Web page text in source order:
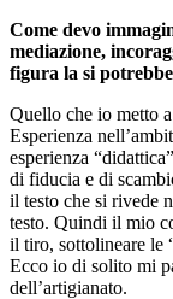
Come devo
mediazione,
figura la si
Quello che io metto
Esperienza
esperienza
di fiducia e di
il testo che si rivede
testo. Quindi il mio
il tiro, sottolineare le
Ecco io di solito mi
dell’artigianato.